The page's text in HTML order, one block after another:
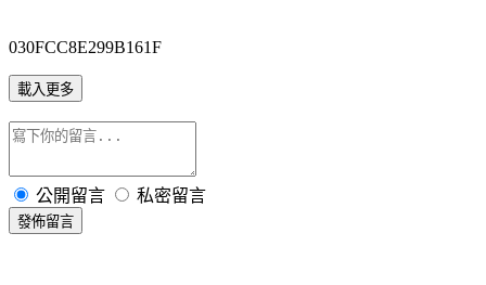
030FCC8E299B161F
載入更多
公開留言 私密留言
發佈留言